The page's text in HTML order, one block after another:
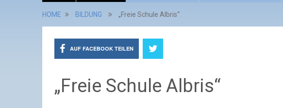
HOME BILDUNG „Freie Schule Albris“
AUF FACEBOOK TEILEN
„Freie Schule Albris“